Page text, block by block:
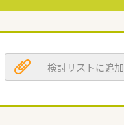
検討リストに追加